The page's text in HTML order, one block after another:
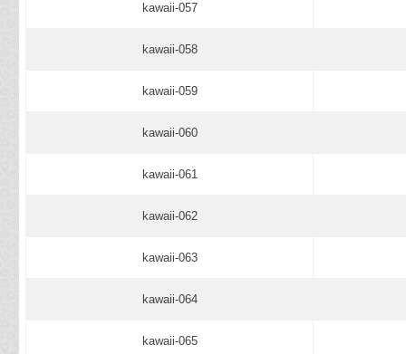
kawaii-057
kawaii-058
kawaii-059
kawaii-060
kawaii-061
kawaii-062
kawaii-063
kawaii-064
kawaii-065